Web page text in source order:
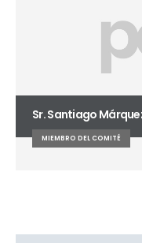
Sr. Santiago
MIEMBRO DEL COMITÉ